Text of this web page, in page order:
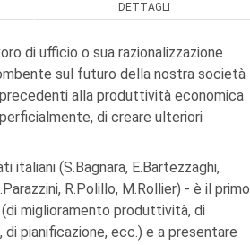
DETTAGLI
di ufficio o sua razionalizzazione
sul futuro della nostra società
alla produttività economica
di creare ulteriori
(S.Bagnara, E.Bartezzaghi,
R.Polillo, M.Rollier) - è il primo
miglioramento produttività, di
pianificazione, ecc.) e a presentare